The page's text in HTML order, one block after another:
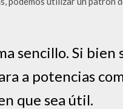
sencillo. Si bien
a potencias
que sea útil.